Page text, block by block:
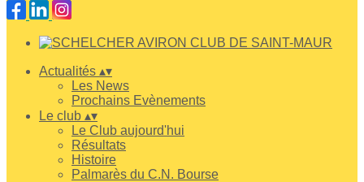
Actualités ▴▾
Les News
Prochains Evènements
Le club ▴▾
Le Club aujourd'hui
Résultats
Histoire
Palmarès du C.N. Bourse